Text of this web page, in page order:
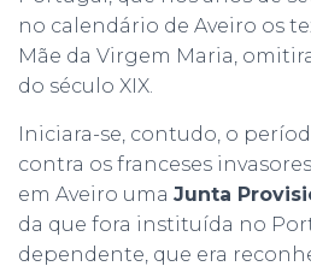
no calendário de Aveiro os
Mãe da Virgem Maria,
do século XIX.
Iniciara-se, contudo, o
contra os franceses
em Aveiro uma Junta
da que fora instituída no
dependente, que era